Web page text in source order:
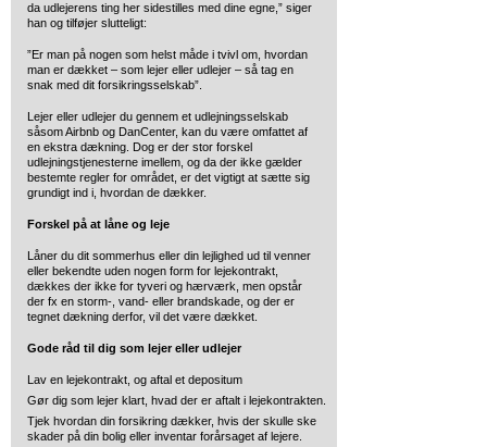
da udlejerens ting her sidestilles med dine egne,” siger
han og tilføjer slutteligt:
”Er man på nogen som helst måde i tvivl om, hvordan
man er dækket – som lejer eller udlejer – så tag en
snak med dit forsikringsselskab”.
Lejer eller udlejer du gennem et udlejningsselskab
såsom Airbnb og DanCenter, kan du være omfattet af
en ekstra dækning. Dog er der stor forskel
udlejningstjenesterne imellem, og da der ikke gælder
bestemte regler for området, er det vigtigt at sætte sig
grundigt ind i, hvordan de dækker.
Forskel på at låne og leje
Låner du dit sommerhus eller din lejlighed ud til venner
eller bekendte uden nogen form for lejekontrakt,
dækkes der ikke for tyveri og hærværk, men opstår
der fx en storm-, vand- eller brandskade, og der er
tegnet dækning derfor, vil det være dækket.
Gode råd til dig som lejer eller udlejer
Lav en lejekontrakt, og aftal et depositum
Gør dig som lejer klart, hvad der er aftalt i lejekontrakten.
Tjek hvordan din forsikring dækker, hvis der skulle ske
skader på din bolig eller inventar forårsaget af lejere.